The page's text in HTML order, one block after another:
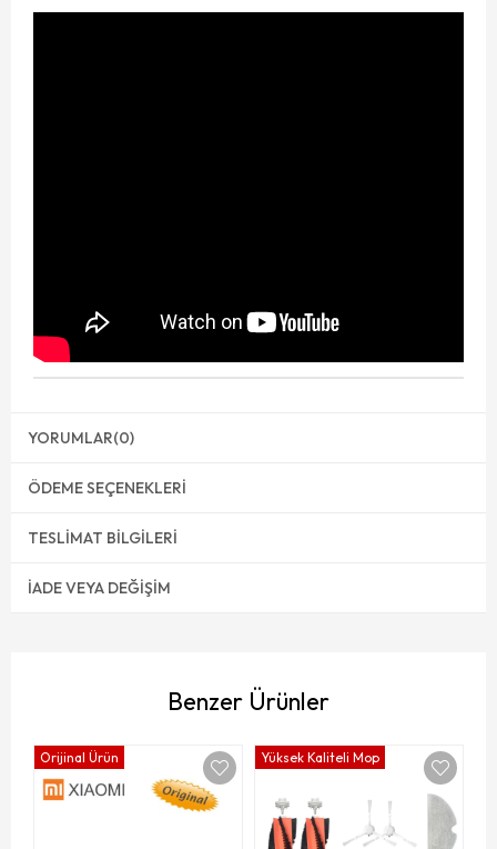
YORUMLAR(0)
ÖDEME SEÇENEKLERI
TESLIMAT BILGILERI
İADE VEYA DEĞIŞIM
Benzer Ürünler
Orijinal Ürün Yüksek Kaliteli Mop